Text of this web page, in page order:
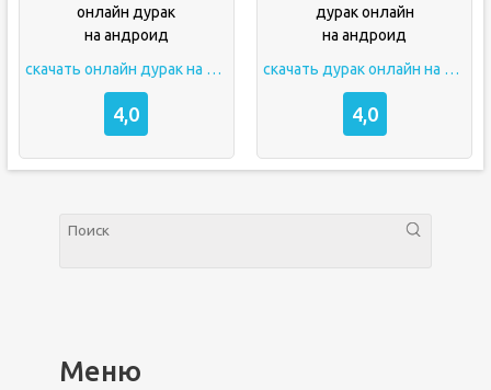
скачать онлайн дурак на андроид
4,0
скачать дурак онлайн на андроид
4,0
Меню